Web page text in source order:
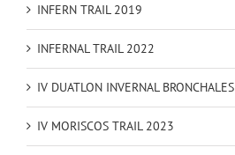
INFERN TRAIL 2019
INFERNAL TRAIL 2022
IV DUATLON INVERNAL BRONCHALES
IV MORISCOS TRAIL 2023